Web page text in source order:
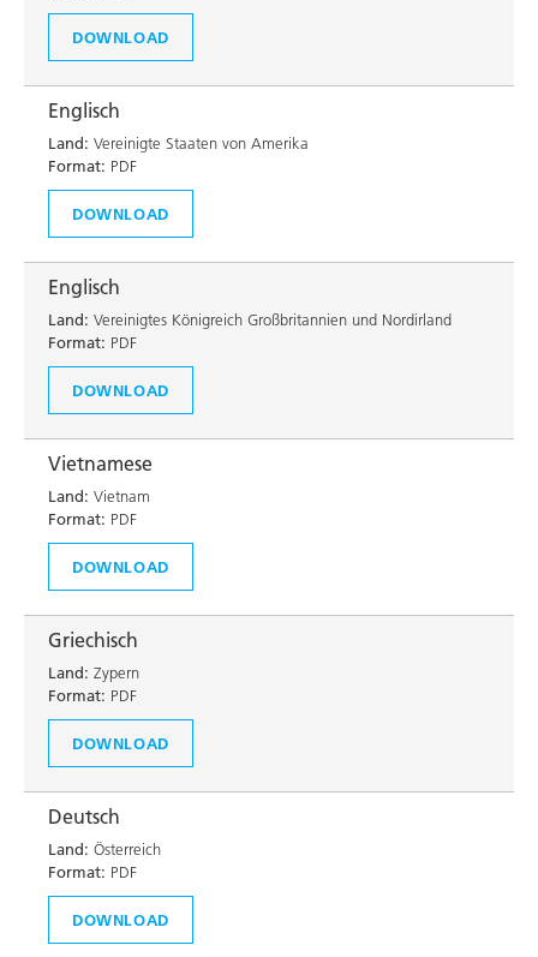
DOWNLOAD
Englisch
Land: Vereinigte Staaten von Amerika
Format: PDF
DOWNLOAD
Englisch
Land: Vereinigtes Königreich Großbritannien und Nordirland
Format: PDF
DOWNLOAD
Vietnamese
Land: Vietnam
Format: PDF
DOWNLOAD
Griechisch
Land: Zypern
Format: PDF
DOWNLOAD
Deutsch
Land: Österreich
Format: PDF
DOWNLOAD